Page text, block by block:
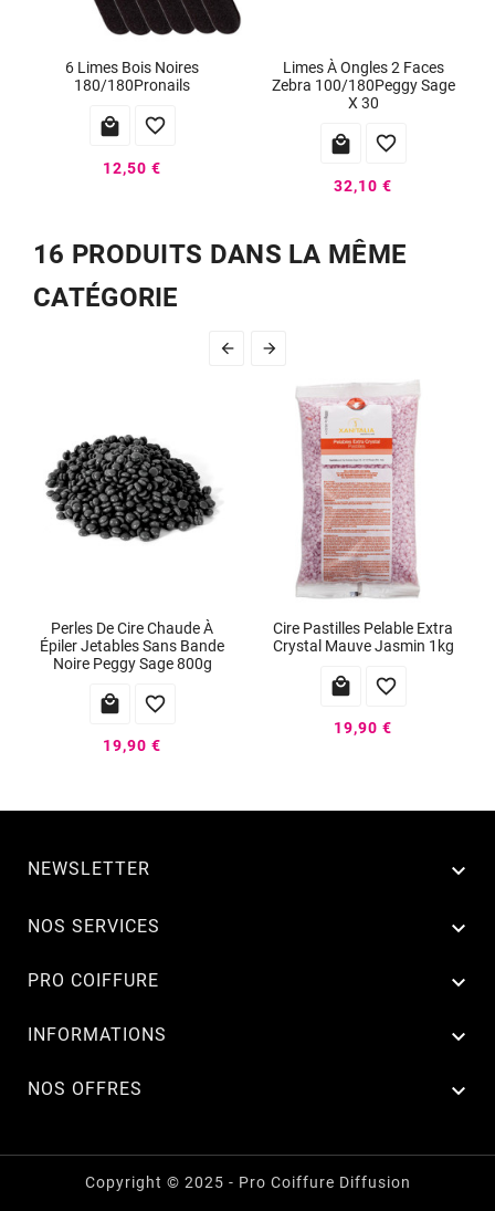
6 Limes Bois Noires
180/180Pronails
 
12,50 €
Limes À Ongles 2 Faces
Zebra 100/180Peggy Sage
X 30
 
32,10 €
16 PRODUITS DANS LA MÊME
CATÉGORIE
 
Perles De Cire Chaude À
Épiler Jetables Sans Bande
Noire Peggy Sage 800g
 
19,90 €
Cire Pastilles Pelable Extra
Crystal Mauve Jasmin 1kg
 
19,90 €
NEWSLETTER 
NOS SERVICES 
PRO COIFFURE 
INFORMATIONS 
NOS OFFRES 
Copyright © 2025 - Pro Coiffure Diffusion